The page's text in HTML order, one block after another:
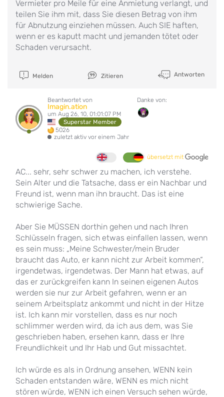
Vermieter pro Meile für eine Anmietung verlangt, und
teilen Sie ihm mit, dass Sie diesen Betrag von ihm
für Abnutzung einziehen müssen. Auch SIE haften,
wenn er es kaputt macht und jemanden tötet oder
Schaden verursacht.
Melden Zitieren Antworten
Beantwortet von
Imagin.ation
um Aug 26, 10, 01:01:07 PM
Superstar Member
5026
zuletzt aktiv vor einem Jahr
Danke von:
übersetzt mit
AC... sehr, sehr schwer zu machen, ich verstehe.
Sein Alter und die Tatsache, dass er ein Nachbar und
Freund ist, wenn man ihn braucht. Das ist eine
schwierige Sache.
Aber Sie MÜSSEN dorthin gehen und nach Ihren
Schlüsseln fragen, sich etwas einfallen lassen, wenn
es sein muss: „Meine Schwester/mein Bruder
braucht das Auto, er kann nicht zur Arbeit kommen“,
irgendetwas, irgendetwas. Der Mann hat etwas, auf
das er zurückgreifen kann In seinen eigenen Autos
werden sie nur zur Arbeit gefahren, wenn er an
seinem Arbeitsplatz ankommt und nicht in der Hitze
ist. Ich kann mir vorstellen, dass es nur noch
schlimmer werden wird, da ich aus dem, was Sie
geschrieben haben, ersehen kann, dass er Ihre
Freundlichkeit und Ihr Hab und Gut missachtet.
Ich würde es als in Ordnung ansehen, WENN kein
Schaden entstanden wäre, WENN es mich nicht
stören würde, WENN ich einen Versuch sehen würde,